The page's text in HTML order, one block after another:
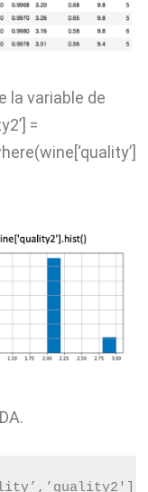
la variable de
=